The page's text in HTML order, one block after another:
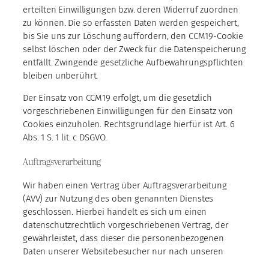
erteilten Einwilligungen bzw. deren Widerruf zuordnen
zu können. Die so erfassten Daten werden gespeichert,
bis Sie uns zur Löschung auffordern, den CCM19-Cookie
selbst löschen oder der Zweck für die Datenspeicherung
entfällt. Zwingende gesetzliche Aufbewahrungspflichten
bleiben unberührt.
Der Einsatz von CCM19 erfolgt, um die gesetzlich
vorgeschriebenen Einwilligungen für den Einsatz von
Cookies einzuholen. Rechtsgrundlage hierfür ist Art. 6
Abs. 1 S. 1 lit. c DSGVO.
Auftragsverarbeitung
Wir haben einen Vertrag über Auftragsverarbeitung
(AVV) zur Nutzung des oben genannten Dienstes
geschlossen. Hierbei handelt es sich um einen
datenschutzrechtlich vorgeschriebenen Vertrag, der
gewährleistet, dass dieser die personenbezogenen
Daten unserer Websitebesucher nur nach unseren